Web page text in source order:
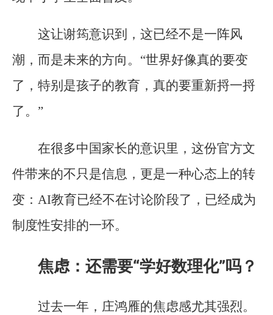
这让谢筠意识到，这已经不是一阵风
潮，而是未来的方向。“世界好像真的要变
了，特别是孩子的教育，真的要重新捋一捋
了。”
在很多中国家长的意识里，这份官方文
件带来的不只是信息，更是一种心态上的转
变：AI教育已经不在讨论阶段了，已经成为
制度性安排的一环。
焦虑：还需要“学好数理化”吗？
过去一年，庄鸿雁的焦虑感尤其强烈。